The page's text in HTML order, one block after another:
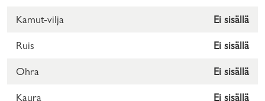
Kamut-vilja Ei sisällä
Ruis Ei sisällä
Ohra Ei sisällä
Kaura Ei sisällä